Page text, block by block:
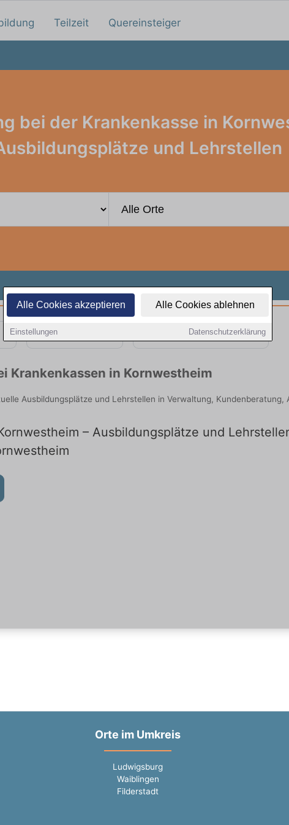
Alle Cookies akzeptieren Alle Cookies ablehnen
Einstellungen Datenschutzerklärung
Teilzeit Quereinsteiger
bei der Krankenkasse in
und Lehrstellen
Teilzeit Quereinsteiger
Krankenkassen in Kornwestheim
Ausbildungsplätze und Lehrstellen in Verwaltung, Kundenberatung,
– Ausbildungsplätze und
Orte im Umkreis
Ludwigsburg
Waiblingen
Filderstadt